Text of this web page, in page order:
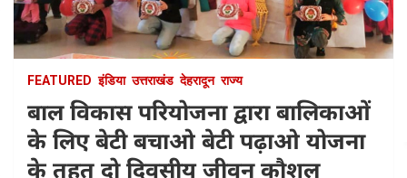
FEATURED इंडिया उत्तराखंड देहरादून राज्य
बाल विकास परियोजना द्वारा बालिकाओं
के लिए बेटी बचाओ बेटी पढ़ाओ योजना
के तहत दो दिवसीय जीवन कौशल